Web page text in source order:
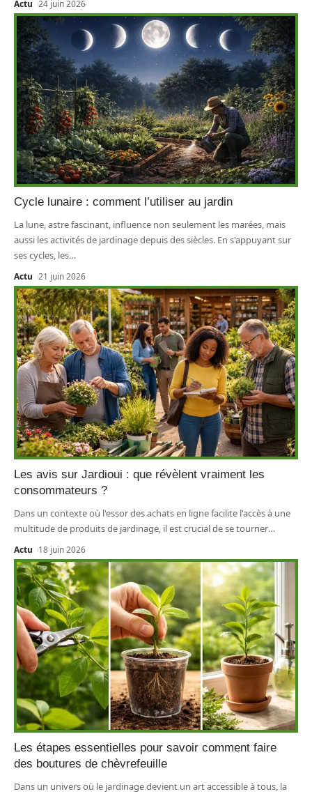
Actu 24 juin 2026
Cycle lunaire : comment l’utiliser au jardin
La lune, astre fascinant, influence non seulement les marées, mais
aussi les activités de jardinage depuis des siècles. En s'appuyant sur
ses cycles, les…
Actu 21 juin 2026
Les avis sur Jardioui : que révèlent vraiment les
consommateurs ?
Dans un contexte où l'essor des achats en ligne facilite l'accès à une
multitude de produits de jardinage, il est crucial de se tourner…
Actu 18 juin 2026
Les étapes essentielles pour savoir comment faire
des boutures de chèvrefeuille
Dans un univers où le jardinage devient un art accessible à tous, la